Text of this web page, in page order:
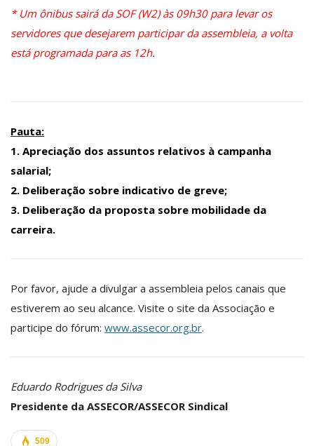
* Um ônibus sairá da SOF (W2) às 09h30 para levar os
servidores que desejarem participar da assembleia, a volta
está programada para as 12h.
Pauta:
1. Apreciação dos assuntos relativos à campanha
salarial;
2. Deliberação sobre indicativo de greve;
3. Deliberação da proposta sobre mobilidade da
carreira.
Por favor, ajude a divulgar a assembleia pelos canais que
estiverem ao seu alcance. Visite o site da Associação e
participe do fórum: www.assecor.org.br.
Eduardo Rodrigues da Silva
Presidente da ASSECOR/ASSECOR Sindical
509